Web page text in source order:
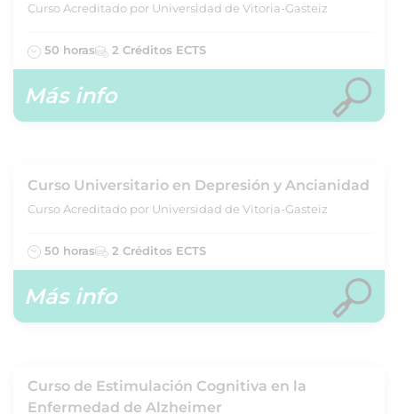
Curso Acreditado por Universidad de Vitoria-Gasteiz
50 horas 2 Créditos ECTS
Más info
Curso Universitario en Depresión y Ancianidad
Curso Acreditado por Universidad de Vitoria-Gasteiz
50 horas 2 Créditos ECTS
Más info
Curso de Estimulación Cognitiva en la
Enfermedad de Alzheimer